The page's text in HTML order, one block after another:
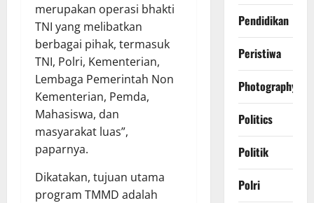
merupakan operasi bhakti
TNI yang melibatkan
berbagai pihak, termasuk
TNI, Polri, Kementerian,
Lembaga Pemerintah Non
Kementerian, Pemda,
Mahasiswa, dan
masyarakat luas”,
paparnya.
Dikatakan, tujuan utama
program TMMD adalah
Pendidikan
Peristiwa
Photography
Politics
Politik
Polri